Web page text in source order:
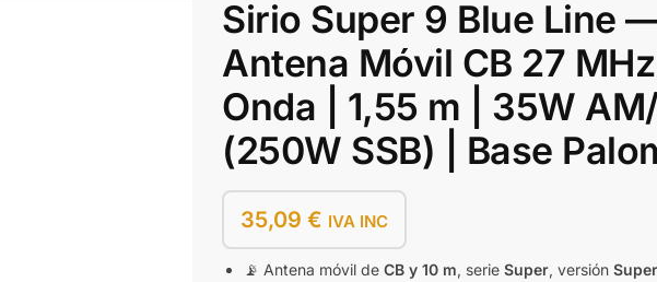
Sirio Super 9 Blue Line
Antena Móvil CB 27
Onda | 1,55 m | 35W
(250W SSB) | Base
35,09€ IVA INC
📡 Antena móvil deCB y 10 m, serieSuper, versión